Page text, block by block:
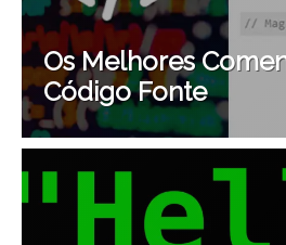
Os Melhores
Código Fonte